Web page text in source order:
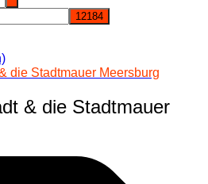
die Stadtmauer Meersburg
& die Stadtmauer